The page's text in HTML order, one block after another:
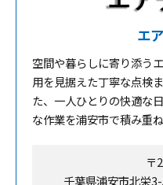
エ
空間や暮らしに寄り添う
用を見据えた丁寧な点検
た、一人ひとりの快適な
な作業を浦安市で積み重ね
〒
千葉県浦安市北栄